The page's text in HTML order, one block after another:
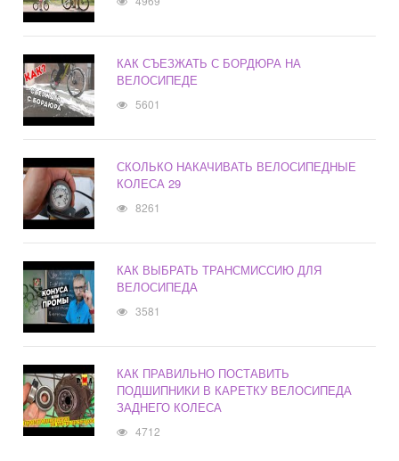
КАК СЪЕЗЖАТЬ С БОРДЮРА НА
ВЕЛОСИПЕДЕ
5601
СКОЛЬКО НАКАЧИВАТЬ ВЕЛОСИПЕДНЫЕ
КОЛЕСА 29
8261
КАК ВЫБРАТЬ ТРАНСМИССИЮ ДЛЯ
ВЕЛОСИПЕДА
3581
КАК ПРАВИЛЬНО ПОСТАВИТЬ
ПОДШИПНИКИ В КАРЕТКУ ВЕЛОСИПЕДА
ЗАДНЕГО КОЛЕСА
4712